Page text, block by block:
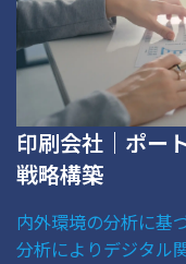
印刷会社｜ポー
戦略構築
内外環境の分析に基
分析によりデジタル